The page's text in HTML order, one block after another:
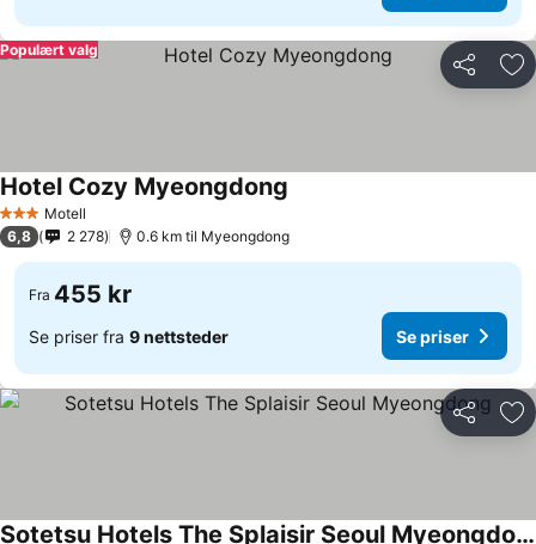
Del
Populært valg
3 StjernerMotell
Hotel Cozy Myeongdong
6,8 2 278 0.6 km til Myeongdong
Fra 455 kr
Se priser fra 9 nettsteder Se priser
Del
Sotetsu Hotels The Splaisir Seoul Myeongdong